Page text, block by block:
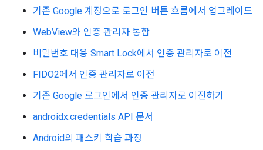
기존 Google 계정으로 로그인 버튼 흐름에서 업그레이드
WebView와 인증 관리자 통합
비밀번호 대용 Smart Lock에서 인증 관리자로 이전
FIDO2에서 인증 관리자로 이전
기존 Google 로그인에서 인증 관리자로 이전하기
androidx.credentials API 문서
Android의 패스키 학습 과정